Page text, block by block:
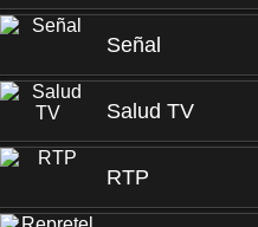
Señal
Salud TV
RTP